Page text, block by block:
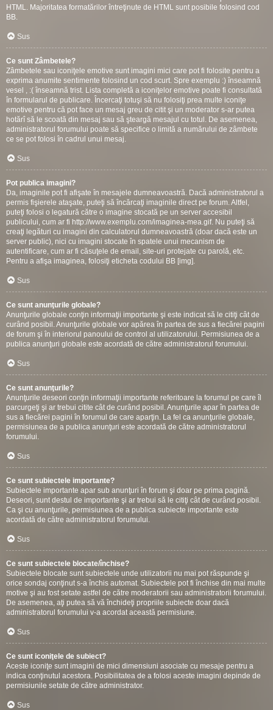
HTML. Majoritatea formatărilor întreţinute de HTML sunt posibile folosind cod
BB.
Sus
Ce sunt Zâmbetele?
Zâmbetele sau iconiţele emotive sunt imagini mici care pot fi folosite pentru a
exprima anumite sentimente folosind un cod scurt. Spre exemplu :) înseamnă
vesel , :( înseamnă trist. Lista completă a iconiţelor emotive poate fi consultată
în formularul de publicare. Încercaţi totuşi să nu folosiţi prea multe iconiţe
emotive pentru că pot face un mesaj greu de citit şi un moderator s-ar putea
hotărî să le scoată din mesaj sau să şteargă mesajul cu totul. De asemenea,
administratorul forumului poate să specifice o limită a numărului de zâmbete
ce se pot folosi în cadrul unui mesaj.
Sus
Pot publica imagini?
Da, imaginile pot fi afişate în mesajele dumneavoastră. Dacă administratorul a
permis fişierele ataşate, puteţi să încărcaţi imaginile direct pe forum. Altfel,
puteţi folosi o legatură către o imagine stocată pe un server accesibil
publicului, cum ar fi http://www.exemplu.com/imaginea-mea.gif. Nu puteţi să
creaţi legături cu imagini din calculatorul dumneavoastră (doar dacă este un
server public), nici cu imagini stocate în spatele unui mecanism de
autentificare, cum ar fi căsuţele de email, site-uri protejate cu parolă, etc.
Pentru a afişa imaginea, folosiţi eticheta codului BB [img].
Sus
Ce sunt anunţurile globale?
Anunţurile globale conţin informaţii importante şi este indicat să le citiţi cât de
curând posibil. Anunţurile globale vor apărea în partea de sus a fiecărei pagini
de forum şi în interiorul panoului de control al utilizatorului. Permisiunea de a
publica anunţuri globale este acordată de către administratorul forumului.
Sus
Ce sunt anunţurile?
Anunţurile deseori conţin informaţii importante referitoare la forumul pe care îl
parcurgeţi şi ar trebui citite cât de curând posibil. Anunţurile apar în partea de
sus a fiecărei pagini în forumul de care aparţin. La fel ca anunţurile globale,
permisiunea de a publica anunţuri este acordată de către administratorul
forumului.
Sus
Ce sunt subiectele importante?
Subiectele importante apar sub anunţuri în forum şi doar pe prima pagină.
Deseori, sunt destul de importante şi ar trebui să le citiţi cât de curând posibil.
Ca şi cu anunţurile, permisiunea de a publica subiecte importante este
acordată de către administratorul forumului.
Sus
Ce sunt subiectele blocate/închise?
Subiectele blocate sunt subiectele unde utilizatorii nu mai pot răspunde şi
orice sondaj conţinut s-a închis automat. Subiectele pot fi închise din mai multe
motive şi au fost setate astfel de către moderatorii sau administratorii forumului.
De asemenea, aţi putea să vă închideţi propriile subiecte doar dacă
administratorul forumului v-a acordat această permisiune.
Sus
Ce sunt iconiţele de subiect?
Aceste iconiţe sunt imagini de mici dimensiuni asociate cu mesaje pentru a
indica conţinutul acestora. Posibilitatea de a folosi aceste imagini depinde de
permisiunile setate de către administrator.
Sus